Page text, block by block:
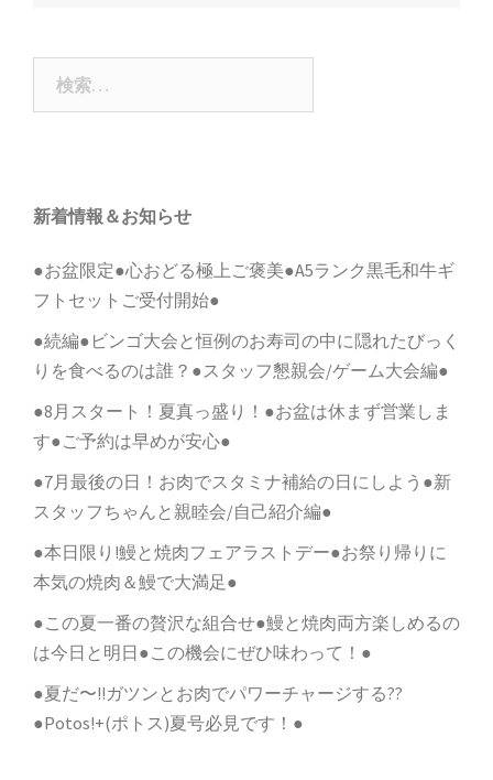
ゲ
ー
新着情報＆お知らせ
●お盆限定●心おどる極上ご褒美●A5ランク黒毛和牛ギ
フトセットご受付開始●
●続編●ビンゴ大会と恒例のお寿司の中に隠れたびっく
りを食べるのは誰？●スタッフ懇親会/ゲーム大会編●
●8月スタート！夏真っ盛り！●お盆は休まず営業しま
す●ご予約は早めが安心●
●7月最後の日！お肉でスタミナ補給の日にしよう●新
スタッフちゃんと親睦会/自己紹介編●
●本日限り!鰻と焼肉フェアラストデー●お祭り帰りに
本気の焼肉＆鰻で大満足●
●この夏一番の贅沢な組合せ●鰻と焼肉両方楽しめるの
は今日と明日●この機会にぜひ味わって！●
●夏だ〜!!ガツンとお肉でパワーチャージする??
●Potos!+(ポトス)夏号必見です！●